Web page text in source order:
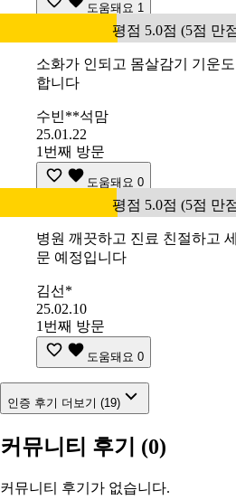
도움돼요 1
평점 5.0점 (5점 만
소화가 인되고 몸살감기 기운
합니다
수빈**석맘
25.01.22
1번째 방문
도움돼요 0
평점 5.0점 (5점 만
병원 깨끗하고 진료 친절하고
문 예정입니다
김선*
25.02.10
1번째 방문
도움돼요 0
인증 후기 더보기 (19)
커뮤니티 후기 (0)
커뮤니티 후기가 없습니다.